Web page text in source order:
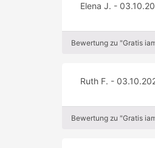
Elena J. -
Bewertung zu "Gratis
Ruth F. -
Bewertung zu "Gratis